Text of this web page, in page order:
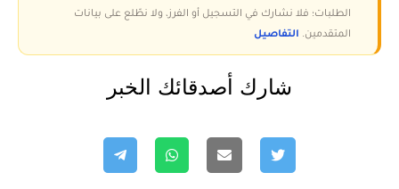
الطلبات؛ فلا نشارك في التسجيل أو الفرز، ولا نطّلع على بيانات
المتقدمين. التفاصيل
شارك أصدقائك الخبر